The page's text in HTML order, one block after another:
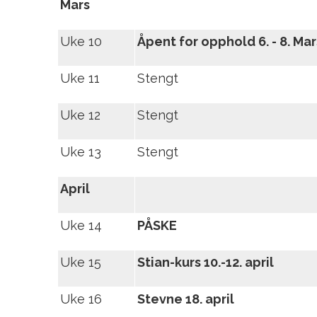
Mars
Uke 10 Åpent for opphold 6. - 8.
Uke 11 Stengt
Uke 12 Stengt
Uke 13 Stengt
April
Uke 14 PÅSKE
Uke 15 Stian-kurs 10.-12. april
Uke 16 Stevne 18. april